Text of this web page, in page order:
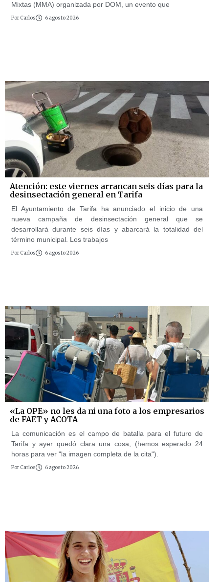
Mixtas (MMA) organizada por DOM, un evento que
Por Carlos 6 agosto 2026
Atención: este viernes arrancan seis días para la
desinsectación general en Tarifa
El Ayuntamiento de Tarifa ha anunciado el inicio de una
nueva campaña de desinsectación general que se
desarrollará durante seis días y abarcará la totalidad del
término municipal. Los trabajos
Por Carlos 6 agosto 2026
«La OPE» no les da ni una foto a los empresarios
de FAET y ACOTA
La comunicación es el campo de batalla para el futuro de
Tarifa y ayer quedó clara una cosa, (hemos esperado 24
horas para ver "la imagen completa de la cita").
Por Carlos 6 agosto 2026